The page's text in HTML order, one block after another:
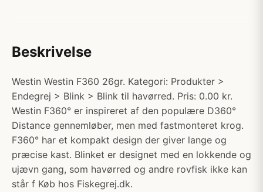
Beskrivelse
Westin Westin F360 26gr. Kategori: Produkter >
Endegrej > Blink > Blink til havørred. Pris: 0.00 kr.
Westin F360° er inspireret af den populære D360°
Distance gennemløber, men med fastmonteret krog.
F360° har et kompakt design der giver lange og
præcise kast. Blinket er designet med en lokkende og
ujævn gang, som havørred og andre rovfisk ikke kan
står f Køb hos Fiskegrej.dk.